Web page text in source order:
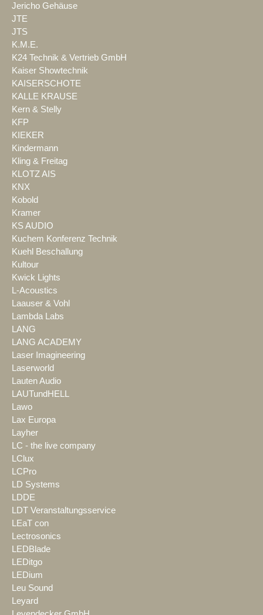
Jericho Gehäuse
JTE
JTS
K.M.E.
K24 Technik & Vertrieb GmbH
Kaiser Showtechnik
KAISERSCHOTE
KALLE KRAUSE
Kern & Stelly
KFP
KIEKER
Kindermann
Kling & Freitag
KLOTZ AIS
KNX
Kobold
Kramer
KS AUDIO
Kuchem Konferenz Technik
Kuehl Beschallung
Kultour
Kwick Lights
L-Acoustics
Laauser & Vohl
Lambda Labs
LANG
LANG ACADEMY
Laser Imagineering
Laserworld
Lauten Audio
LAUTundHELL
Lawo
Lax Europa
Layher
LC - the live company
LClux
LCPro
LD Systems
LDDE
LDT Veranstaltungsservice
LEaT con
Lectrosonics
LEDBlade
LEDitgo
LEDium
Leu Sound
Leyard